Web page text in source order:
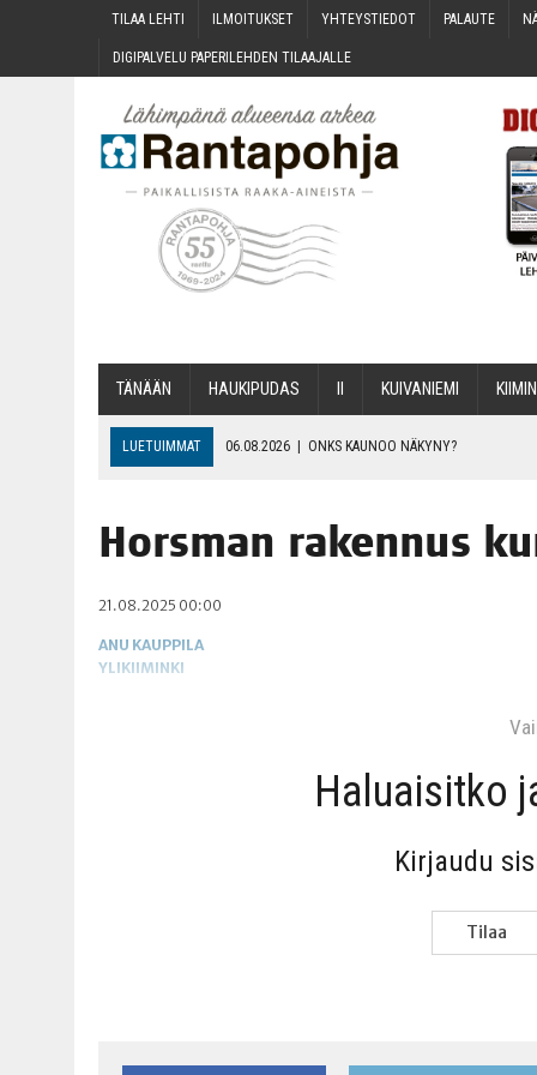
TILAA LEH­TI ILMOI­TUK­SET YHTEYS­TIE­DOT PALAU­TE
DIGI­PAL­VE­LU PAPE­RI­LEH­DEN TILAAJALLE
TÄNÄÄN HAU­KI­PU­DAS KUI­VA­NIE­MI
LUETUIMMAT 06.08.2026 | ONKS KAU­NOO NÄKYNY?
06.08.2026 OPIN­TOI­HIN KAN­SA­LAIS­OPIS­TOS­SA VOI SAA­DA
06.08.2026 | KII­MIN­KI­PÄI­VÄT JÄR­JES­TE­TÄÄN PERIN­TEI­TÄ
Hors­man raken­nus
21.08.2025 00:00
ANU KAUPPILA
YLIKIIMINKI
Haluai­sit­ko
Kir­jau­du
Tilaa